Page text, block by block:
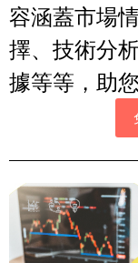
容涵蓋市場
擇、技術分
據等等，助